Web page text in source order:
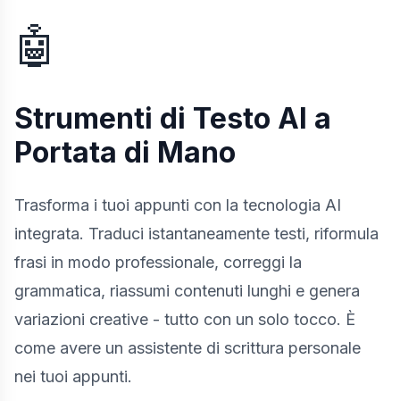
🤖
Strumenti di Testo AI a
Portata di Mano
Trasforma i tuoi appunti con la tecnologia AI
integrata. Traduci istantaneamente testi, riformula
frasi in modo professionale, correggi la
grammatica, riassumi contenuti lunghi e genera
variazioni creative - tutto con un solo tocco. È
come avere un assistente di scrittura personale
nei tuoi appunti.